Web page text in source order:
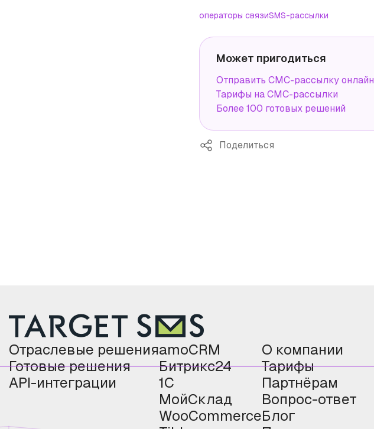
операторы связиSMS-рассылки
Может пригодиться
Отправить СМС-рассылку онлайн
Тарифы на СМС-рассылки
Более 100 готовых решений
Поделиться
Отраслевые решения
Готовые решения
API-интеграции
amoCRM
Битрикс24
1С
МойСклад
WooCommerce
О компании
Тарифы
Партнёрам
Вопрос-ответ
Блог